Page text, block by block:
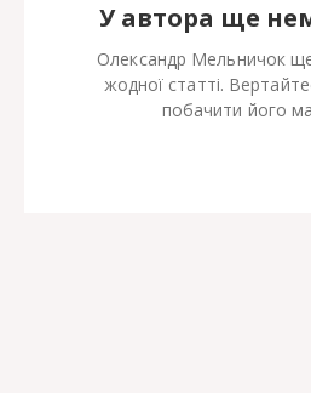
У автора ще
Олександр Мельничок
жодної статті.
побачити його